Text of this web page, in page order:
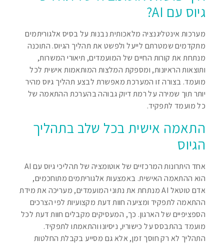
גיוס עם AI?
מערכות אינטליגנציה מלאכותית נבנות על בסיס אלגוריתמים
מתקדמים שמטרתם לייעל ולפשט את תהליך הגיוס. התוכנה
מנתחת את קורות החיים של המועמדים, תיאורי המשרות,
ותוצאות הראיונות, ומספקת המלצות המותאמות אישית לכל
מועמד. בצורה זו המערכת מאפשרת לבצע תהליך גיוס מהיר
יותר תוך שמירה על רמת דיוק גבוהה בהערכת ההתאמה של
כל מועמד לתפקיד.
התאמה אישית בכל שלב בתהליך
הגיוס
אחד היתרונות המרכזיים של אוטומציה של תהליכי גיוס עם AI
הוא ההתאמה האישית. באמצעות אלגוריתמים מתוחכמים,
אדם טוטאל AI מנתחת את נתוני המועמדים, מעריכה את מידת
ההתאמה לתפקיד ומציעה חוות דעת מקצועיות לפי הצרכים
הספציפיים של הארגון. כך, המעסיקים מקבלים חוות דעת לכל
מועמד בהתבסס על כישוריו, ניסיונו והתאמתו לתפקיד.
התהליך לא רק חוסך זמן, אלא גם מסייע בקבלת החלטות